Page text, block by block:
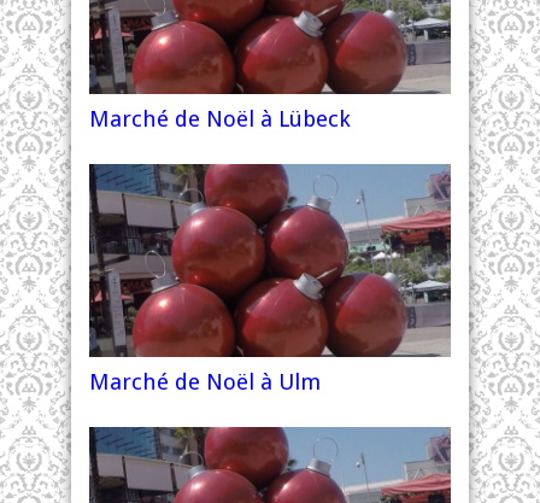
Marché de Noël à Lübeck
Marché de Noël à Ulm